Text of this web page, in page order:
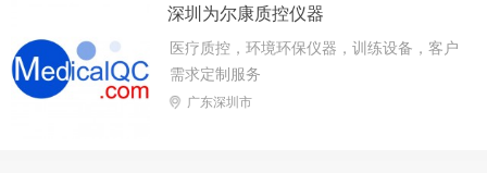
深圳为尔康质控仪器
医疗质控，环境环保仪器，训练设备，客户
需求定制服务
广东深圳市